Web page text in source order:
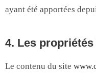
ayant été apportées
4. Les
Le contenu du site